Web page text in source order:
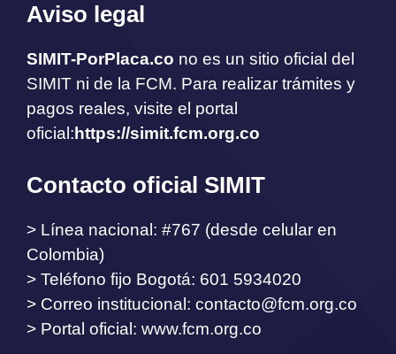
Aviso legal
SIMIT-PorPlaca.co no es un sitio oficial del
SIMIT ni de la FCM. Para realizar trámites y
pagos reales, visite el portal
oficial:https://simit.fcm.org.co
Contacto oficial SIMIT
> Línea nacional: #767 (desde celular en
Colombia)
> Teléfono fijo Bogotá: 601 5934020
> Correo institucional: contacto@fcm.org.co
> Portal oficial: www.fcm.org.co